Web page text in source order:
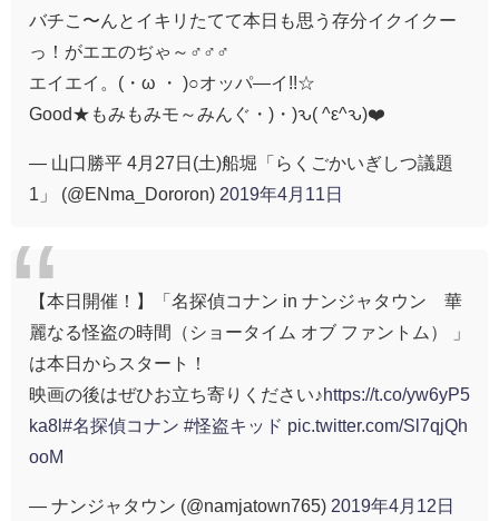
バチこ〜んとイキリたてて本日も思う存分イクイクー
っ！がエエのぢゃ～♂♂♂
エイエイ。(・ω ・ )○オッパ―イ!!☆
Good★もみもみモ～みんぐ・)・)ԅ( ^ε^ԅ)❤️
— 山口勝平 4月27日(土)船堀「らくごかいぎしつ議題
1」 (@ENma_Dororon) 2019年4月11日
【本日開催！】「名探偵コナン in ナンジャタウン 華
麗なる怪盗の時間（ショータイム オブ ファントム） 」
は本日からスタート！
映画の後はぜひお立ち寄りください♪https://t.co/yw6yP5
ka8l#名探偵コナン #怪盗キッド pic.twitter.com/Sl7qjQh
ooM
— ナンジャタウン (@namjatown765) 2019年4月12日